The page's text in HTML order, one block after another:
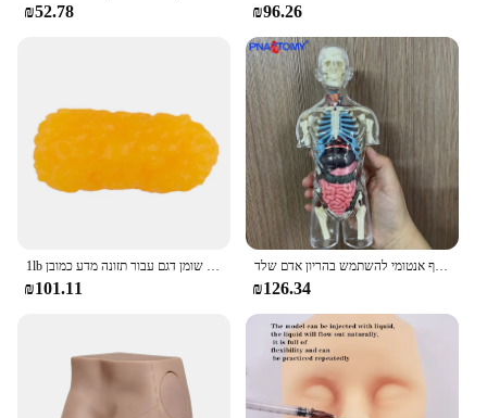
₪52.78 ₪96.26
1lb מציאותי אדם גוף שומן העתק כדי לשמור על כושר משקל אובדן המוטיבציה & תזכורת שומן דגם עבור תזונה מדע כמובן
₪101.11
שקוף אדם גוף אנטומי להשתמש בהריון אדם שלד DIY האנטומיה דגם חינוכיים ציוד למדעי 4D מאסטר
₪126.34